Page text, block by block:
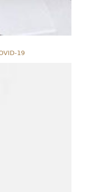
19